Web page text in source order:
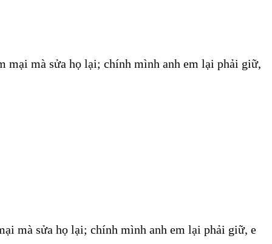
mại mà sửa họ lại; chính mình anh em lại phải giữ,
mà sửa họ lại; chính mình anh em lại phải giữ, e